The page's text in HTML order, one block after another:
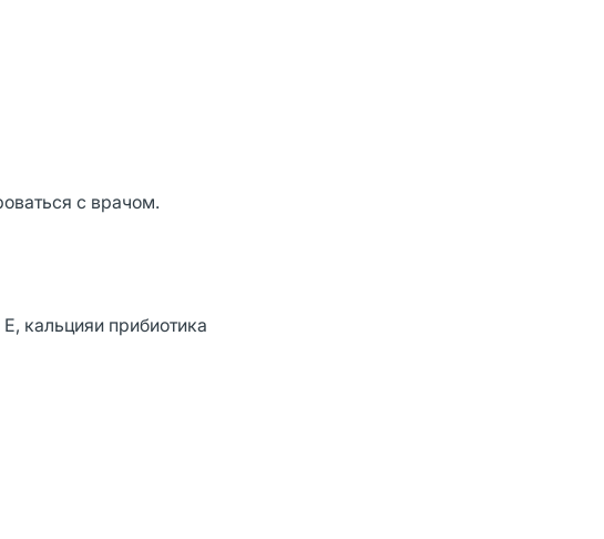
с врачом.
кальцияи прибиотика